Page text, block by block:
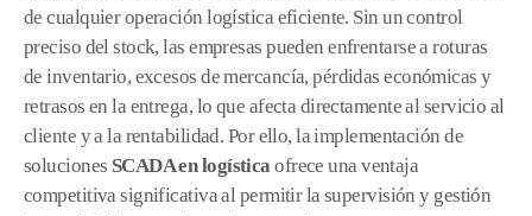
de cualquier operación logística eficiente. Sin un control
preciso del stock, las empresas pueden enfrentarse a roturas
de inventario, excesos de mercancía, pérdidas económicas y
retrasos en la entrega, lo que afecta directamente al servicio al
cliente y a la rentabilidad. Por ello, la implementación de
soluciones SCADA en logística ofrece una ventaja
competitiva significativa al permitir la supervisión y gestión